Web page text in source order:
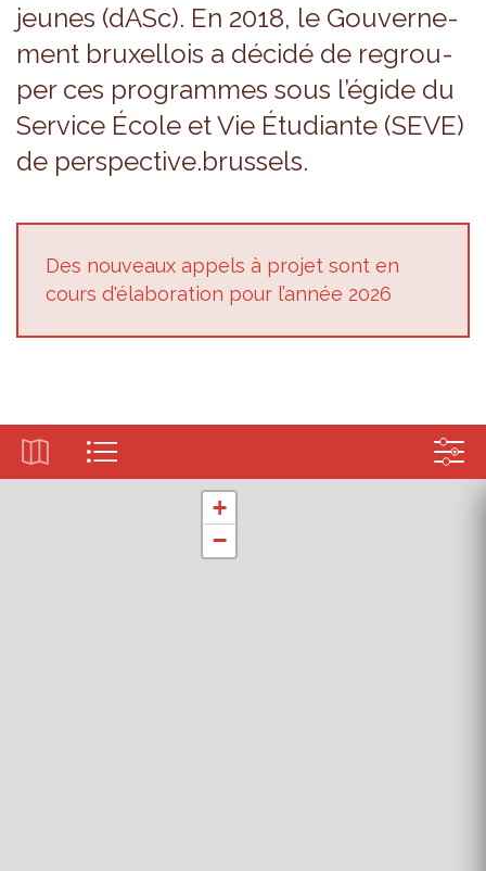
jeunes (dASc). En 2018, le Gou­ver­ne­
ment bruxel­lois a décidé de regrou­
per ces pro­grammes sous l’égide du
Ser­vice École et Vie Étu­diante (SEVE)
de pers­pec­tive.brus­sels.
Des nou­veaux appels à pro­jet sont en
cours d'éla­bo­ra­tion pour l’an­née 2026
+
−